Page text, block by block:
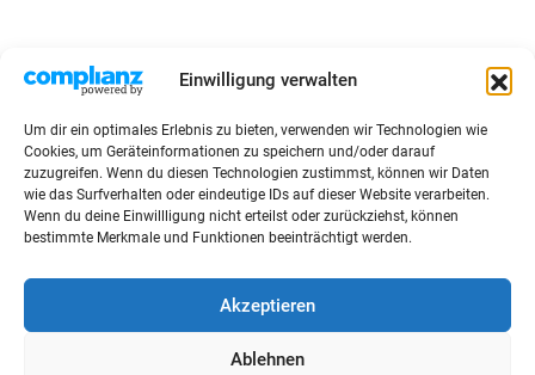
Einwilligung verwalten
Um dir ein optimales Erlebnis zu bieten, verwenden wir Technologien wie
Cookies, um Geräteinformationen zu speichern und/oder darauf
zuzugreifen. Wenn du diesen Technologien zustimmst, können wir Daten
wie das Surfverhalten oder eindeutige IDs auf dieser Website verarbeiten.
Wenn du deine Einwillligung nicht erteilst oder zurückziehst, können
bestimmte Merkmale und Funktionen beeinträchtigt werden.
Akzeptieren
Ablehnen
Zur Eventübersicht
Sitemap